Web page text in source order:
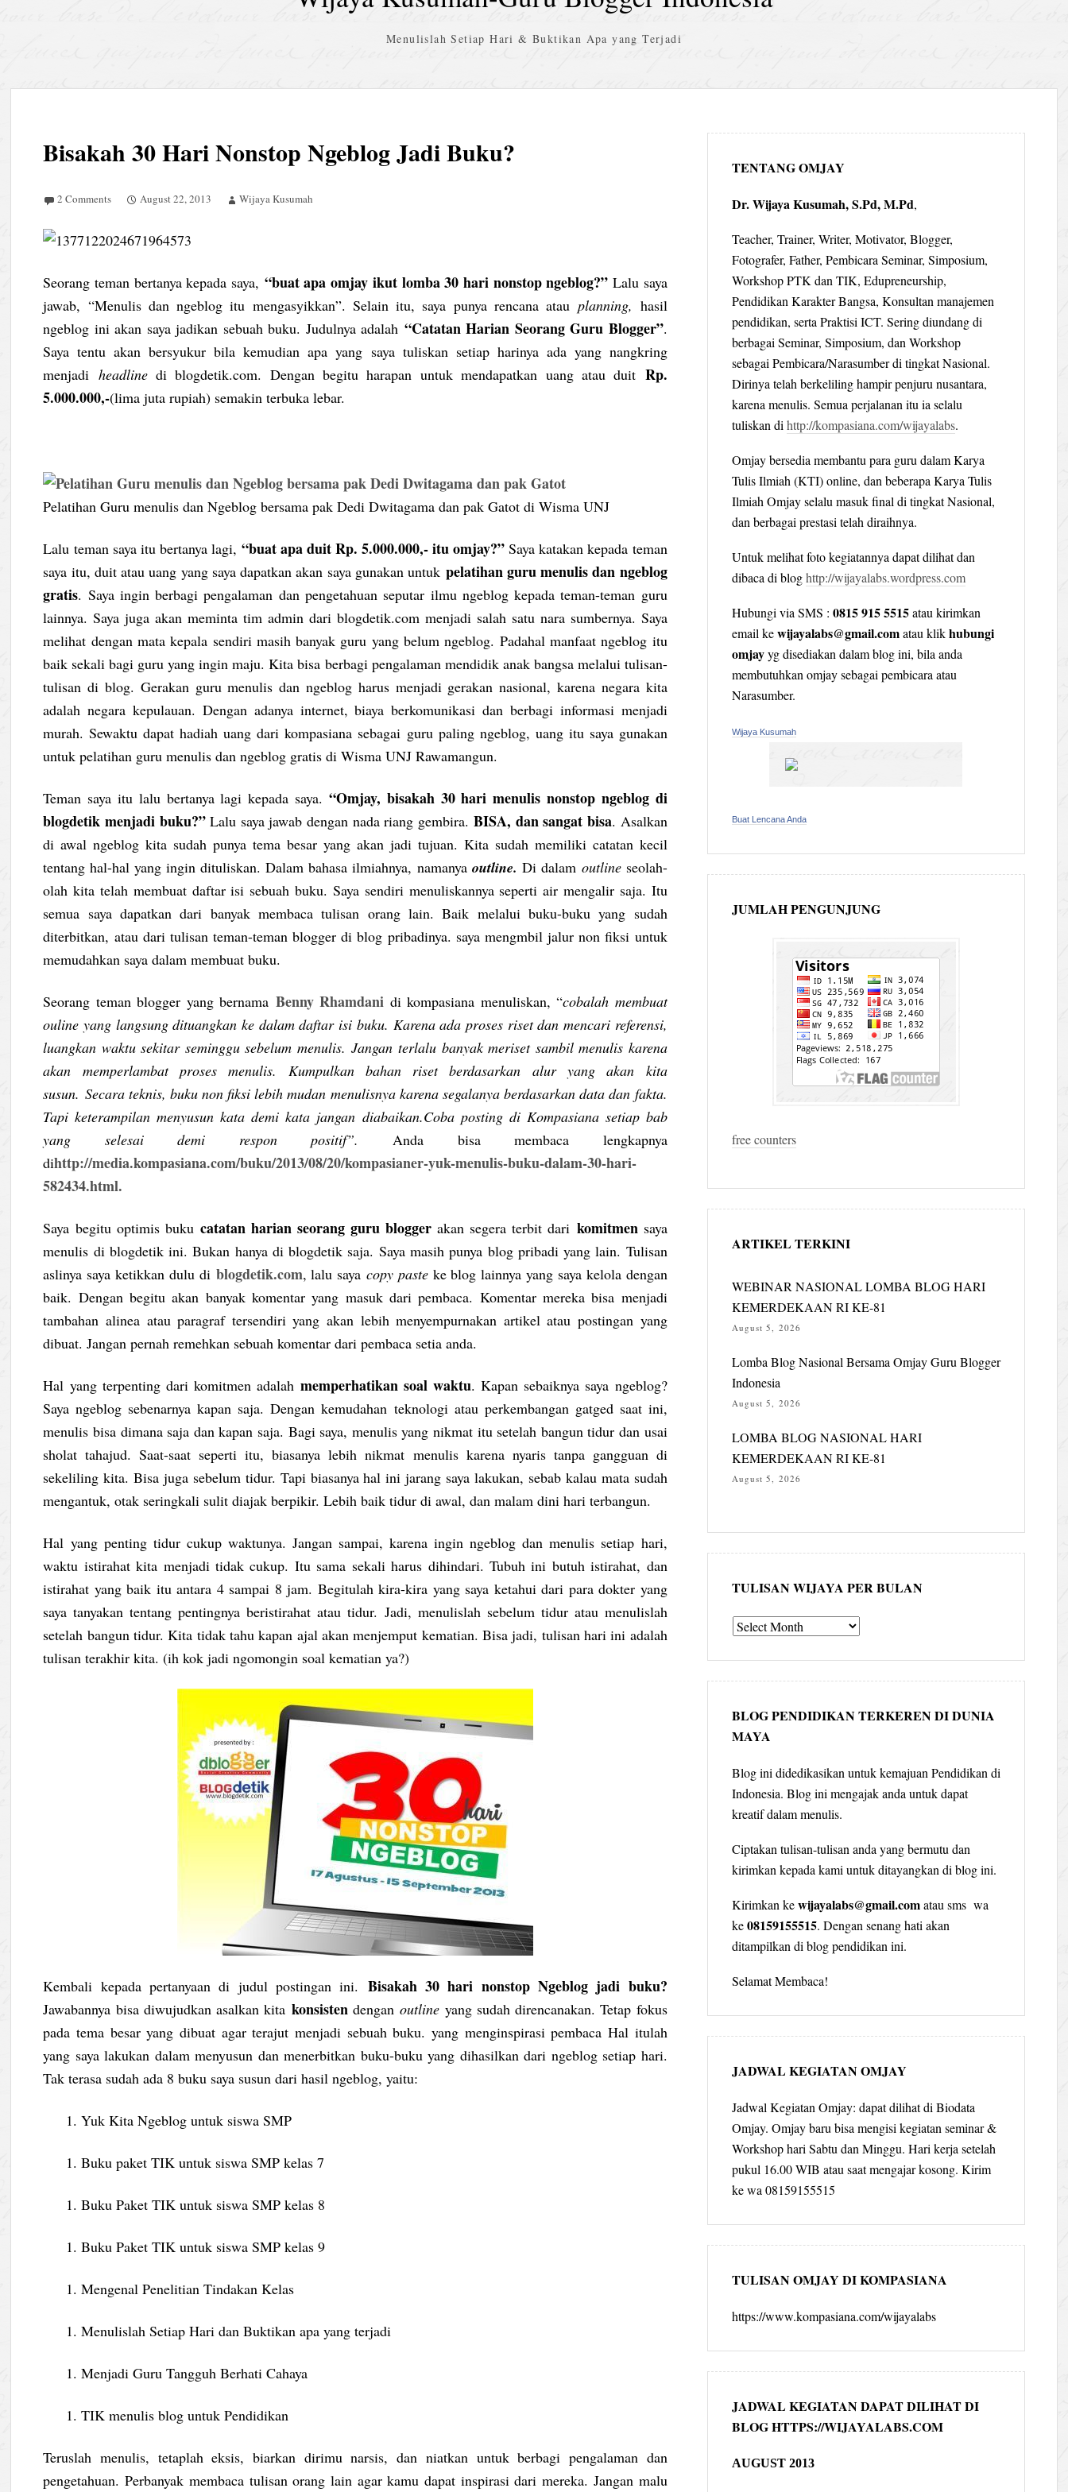
Menulislah Setiap Hari & Buktikan Apa yang Terjadi
Bisakah 30 Hari Nonstop Ngeblog Jadi Buku?
2 Comments August 22, 2013 Wijaya Kusumah
Seorang teman bertanya kepada saya, “buat apa omjay ikut lomba 30 hari nonstop ngeblog?” Lalu saya
jawab, “Menulis dan ngeblog itu mengasyikkan”. Selain itu, saya punya rencana atauplanning, hasil
ngeblog ini akan saya jadikan sebuah buku. Judulnya adalah “Catatan Harian Seorang Guru Blogger”.
Saya tentu akan bersyukur bila kemudian apa yang saya tuliskan setiap harinya ada yang nangkring
menjadi headlinedi blogdetik.com. Dengan begitu harapan untuk mendapatkan uang atau duit Rp.
5.000.000,-(lima juta rupiah) semakin terbuka lebar.
Pelatihan Guru menulis dan Ngeblog bersama pak Dedi Dwitagama dan pak Gatot di Wisma UNJ
Lalu teman saya itu bertanya lagi, “buat apa duit Rp. 5.000.000,- itu omjay?” Saya katakan kepada teman
saya itu, duit atau uang yang saya dapatkan akan saya gunakan untuk pelatihan guru menulis dan ngeblog
gratis. Saya ingin berbagi pengalaman dan pengetahuan seputar ilmu ngeblog kepada teman-teman guru
lainnya. Saya juga akan meminta tim admin dari blogdetik.com menjadi salah satu nara sumbernya. Saya
melihat dengan mata kepala sendiri masih banyak guru yang belum ngeblog. Padahal manfaat ngeblog itu
baik sekali bagi guru yang ingin maju. Kita bisa berbagi pengalaman mendidik anak bangsa melalui tulisan-
tulisan di blog. Gerakan guru menulis dan ngeblog harus menjadi gerakan nasional, karena negara kita
adalah negara kepulauan. Dengan adanya internet, biaya berkomunikasi dan berbagi informasi menjadi
murah. Sewaktu dapat hadiah uang dari kompasiana sebagai guru paling ngeblog, uang itu saya gunakan
untuk pelatihan guru menulis dan ngeblog gratis di Wisma UNJ Rawamangun.
Teman saya itu lalu bertanya lagi kepada saya. “Omjay, bisakah 30 hari menulis nonstop ngeblog di
blogdetik menjadi buku?”Lalu saya jawab dengan nada riang gembira.BISA, dan sangat bisa. Asalkan
di awal ngeblog kita sudah punya tema besar yang akan jadi tujuan. Kita sudah memiliki catatan kecil
tentang hal-hal yang ingin dituliskan. Dalam bahasa ilmiahnya, namanya outline. Di dalam outlineseolah-
olah kita telah membuat daftar isi sebuah buku. Saya sendiri menuliskannya seperti air mengalir saja. Itu
semua saya dapatkan dari banyak membaca tulisan orang lain. Baik melalui buku-buku yang sudah
diterbitkan, atau dari tulisan teman-teman blogger di blog pribadinya. saya mengmbil jalur non fiksi untuk
memudahkan saya dalam membuat buku.
Seorang teman blogger yang bernama Benny Rhamdani di kompasiana menuliskan, “cobalah membuat
ouline yang langsung dituangkan ke dalam daftar isi buku. Karena ada proses riset dan mencari referensi,
luangkan waktu sekitar seminggu sebelum menulis. Jangan terlalu banyak meriset sambil menulis karena
akan memperlambat proses menulis. Kumpulkan bahan riset berdasarkan alur yang akan kita
susun. Secara teknis, buku non fiksi lebih mudan menulisnya karena segalanya berdasarkan data dan fakta.
Tapi keterampilan menyusun kata demi kata jangan diabaikan.Coba posting di Kompasiana setiap bab
yang selesai demi respon positif”.Anda bisa membaca lengkapnya
dihttp://media.kompasiana.com/buku/2013/08/20/kompasianer-yuk-menulis-buku-dalam-30-hari-
582434.html.
Saya begitu optimis buku catatan harian seorang guru blogger akan segera terbit dari komitmensaya
menulis di blogdetik ini. Bukan hanya di blogdetik saja. Saya masih punya blog pribadi yang lain. Tulisan
aslinya saya ketikkan dulu di blogdetik.com, lalu sayacopy pasteke blog lainnya yang saya kelola dengan
baik. Dengan begitu akan banyak komentar yang masuk dari pembaca. Komentar mereka bisa menjadi
tambahan alinea atau paragraf tersendiri yang akan lebih menyempurnakan artikel atau postingan yang
dibuat. Jangan pernah remehkan sebuah komentar dari pembaca setia anda.
Hal yang terpenting dari komitmen adalah memperhatikan soal waktu. Kapan sebaiknya saya ngeblog?
Saya ngeblog sebenarnya kapan saja. Dengan kemudahan teknologi atau perkembangan gatged saat ini,
menulis bisa dimana saja dan kapan saja. Bagi saya, menulis yang nikmat itu setelah bangun tidur dan usai
sholat tahajud. Saat-saat seperti itu, biasanya lebih nikmat menulis karena nyaris tanpa gangguan di
sekeliling kita. Bisa juga sebelum tidur. Tapi biasanya hal ini jarang saya lakukan, sebab kalau mata sudah
mengantuk, otak seringkali sulit diajak berpikir. Lebih baik tidur di awal, dan malam dini hari terbangun.
Hal yang penting tidur cukup waktunya. Jangan sampai, karena ingin ngeblog dan menulis setiap hari,
waktu istirahat kita menjadi tidak cukup. Itu sama sekali harus dihindari. Tubuh ini butuh istirahat, dan
istirahat yang baik itu antara 4 sampai 8 jam. Begitulah kira-kira yang saya ketahui dari para dokter yang
saya tanyakan tentang pentingnya beristirahat atau tidur. Jadi, menulislah sebelum tidur atau menulislah
setelah bangun tidur. Kita tidak tahu kapan ajal akan menjemput kematian. Bisa jadi, tulisan hari ini adalah
tulisan terakhir kita. (ih kok jadi ngomongin soal kematian ya?)
Kembali kepada pertanyaan di judul postingan ini. Bisakah 30 hari nonstop Ngeblog jadi buku?
Jawabannya bisa diwujudkan asalkan kita konsistendenganoutline yang sudah direncanakan. Tetap fokus
pada tema besar yang dibuat agar terajut menjadi sebuah buku. yang menginspirasi pembaca Hal itulah
yang saya lakukan dalam menyusun dan menerbitkan buku-buku yang dihasilkan dari ngeblog setiap hari.
Tak terasa sudah ada 8 buku saya susun dari hasil ngeblog, yaitu:
Yuk Kita Ngeblog untuk siswa SMP
Buku paket TIK untuk siswa SMP kelas 7
Buku Paket TIK untuk siswa SMP kelas 8
Buku Paket TIK untuk siswa SMP kelas 9
Mengenal Penelitian Tindakan Kelas
Menulislah Setiap Hari dan Buktikan apa yang terjadi
Menjadi Guru Tangguh Berhati Cahaya
TIK menulis blog untuk Pendidikan
Teruslah menulis, tetaplah eksis, biarkan dirimu narsis, dan niatkan untuk berbagi pengalaman dan
pengetahuan. Perbanyak membaca tulisan orang lain agar kamu dapat inspirasi dari mereka. Jangan malu
TENTANG OMJAY
Dr. Wijaya Kusumah, S.Pd, M.Pd,
Teacher, Trainer, Writer, Motivator, Blogger,
Fotografer, Father, Pembicara Seminar, Simposium,
Workshop PTK dan TIK, Edupreneurship,
Pendidikan Karakter Bangsa, Konsultan manajemen
pendidikan, serta Praktisi ICT. Sering diundang di
berbagai Seminar, Simposium, dan Workshop
sebagai Pembicara/Narasumber di tingkat Nasional.
Dirinya telah berkeliling hampir penjuru nusantara,
karena menulis. Semua perjalanan itu ia selalu
tuliskan di http://kompasiana.com/wijayalabs.
Omjay bersedia membantu para guru dalam Karya
Tulis Ilmiah (KTI) online, dan beberapa Karya Tulis
Ilmiah Omjay selalu masuk final di tingkat Nasional,
dan berbagai prestasi telah diraihnya.
Untuk melihat foto kegiatannya dapat dilihat dan
dibaca di bloghttp://wijayalabs.wordpress.com
Hubungi via SMS : 0815 915 5515atau kirimkan
email kewijayalabs@gmail.comatau klikhubungi
omjayyg disediakan dalam blog ini, bila anda
membutuhkan omjay sebagai pembicara atau
Narasumber.
Wijaya Kusumah
Buat Lencana Anda
JUMLAH PENGUNJUNG
free counters
ARTIKEL TERKINI
WEBINAR NASIONAL LOMBA BLOG HARI
KEMERDEKAAN RI KE-81
August 5, 2026
Lomba Blog Nasional Bersama Omjay Guru Blogger
Indonesia
August 5, 2026
LOMBA BLOG NASIONAL HARI
KEMERDEKAAN RI KE-81
August 5, 2026
TULISAN WIJAYA PER BULAN
Tulisan
per
bulan
BLOG PENDIDIKAN TERKEREN DI DUNIA
MAYA
Blog ini didedikasikan untuk kemajuan Pendidikan di
Indonesia. Blog ini mengajak anda untuk dapat
kreatif dalam menulis.
Ciptakan tulisan-tulisan anda yang bermutu dan
kirimkan kepada kami untuk ditayangkan di blog ini.
Kirimkan kewijayalabs@gmail.comatau sms wa
ke08159155515. Dengan senang hati akan
ditampilkan di blog pendidikan ini.
Selamat Membaca!
JADWAL KEGIATAN OMJAY
Jadwal Kegiatan Omjay: dapat dilihat di Biodata
Omjay. Omjay baru bisa mengisi kegiatan seminar &
Workshop hari Sabtu dan Minggu. Hari kerja setelah
pukul 16.00 WIB atau saat mengajar kosong. Kirim
ke wa 08159155515
TULISAN OMJAY DI KOMPASIANA
https://www.kompasiana.com/wijayalabs
JADWAL KEGIATAN DAPAT DILIHAT DI
BLOG HTTPS://WIJAYALABS.COM
AUGUST 2013